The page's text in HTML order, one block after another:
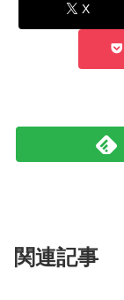
X
関連記事